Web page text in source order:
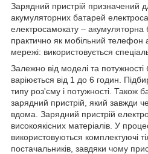
Зарядний пристрій призначений
акумуляторних батарей
електросамокату – акумуляторна
практично як мобільний телефон
мережі: використовується
Залежно від моделі та
варіюється від 1 до 6 годин.
типу роз'єму і потужності. Також
зарядний пристрій, який завжди
вдома. Зарядний пристрій
високоякісних матеріалів. У
використовуються комплектуючі
постачальників, завдяки чому